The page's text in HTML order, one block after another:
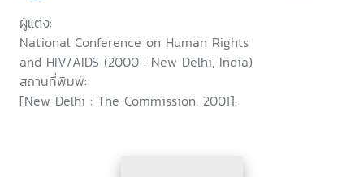
ผู้แต่ง:
National Conference on Human Rights
and HIV/AIDS (2000 : New Delhi, India)
สถานที่พิมพ์:
[New Delhi : The Commission, 2001].